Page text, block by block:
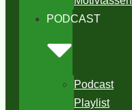
PODCAST
Podcast
Playlist